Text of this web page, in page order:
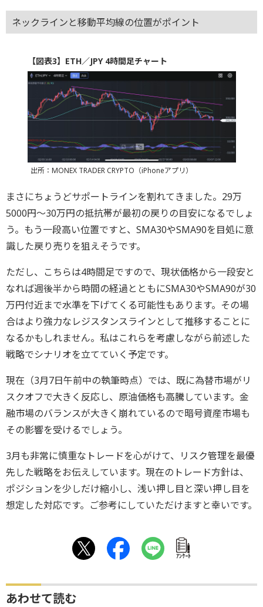
ネックラインと移動平均線の位置がポイント
【図表3】ETH／JPY 4時間足チャート
出所：MONEX TRADER CRYPTO（iPhoneアプリ）
まさにちょうどサポートラインを割れてきました。29万
5000円〜30万円の抵抗帯が最初の戻りの目安になるでしょ
う。もう一段高い位置ですと、SMA30やSMA90を目処に意
識した戻り売りを狙えそうです。
ただし、こちらは4時間足ですので、現状価格から一段安と
なれば週後半から時間の経過とともにSMA30やSMA90が30
万円付近まで水準を下げてくる可能性もあります。その場
合はより強力なレジスタンスラインとして推移することに
なるかもしれません。私はこれらを考慮しながら前述した
戦略でシナリオを立てていく予定です。
現在（3月7日午前中の執筆時点）では、既に為替市場がリ
スクオフで大きく反応し、原油価格も高騰しています。金
融市場のバランスが大きく崩れているので暗号資産市場も
その影響を受けるでしょう。
3月も非常に慎重なトレードを心がけて、リスク管理を最優
先した戦略をお伝えしています。現在のトレード方針は、
ポジションを少しだけ縮小し、浅い押し目と深い押し目を
想定した対応です。ご参考にしていただけますと幸いです。
ｱﾝｹｰﾄ
あわせて読む